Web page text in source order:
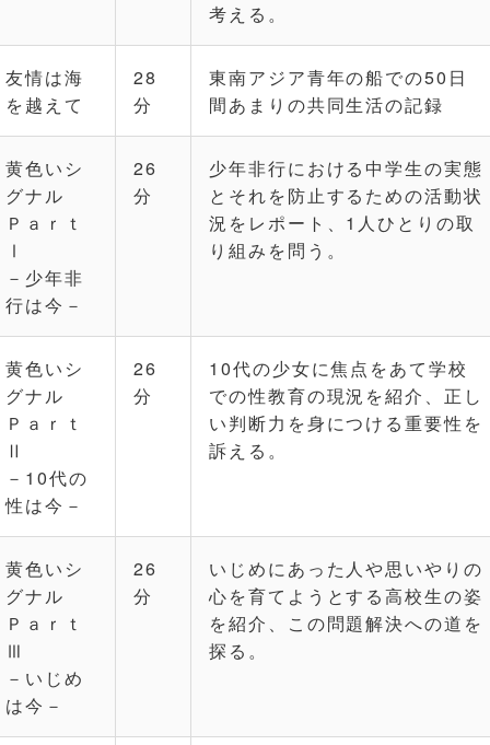
考える。
友情は海
を越えて
28
分
東南アジア青年の船での50日
間あまりの共同生活の記録
黄色いシ
グナル
Ｐａｒｔ
Ⅰ
－少年非
行は今－
26
分
少年非行における中学生の実態
とそれを防止するための活動状
況をレポート、1人ひとりの取
り組みを問う。
黄色いシ
グナル
Ｐａｒｔ
Ⅱ
－10代の
性は今－
26
分
10代の少女に焦点をあて学校
での性教育の現況を紹介、正し
い判断力を身につける重要性を
訴える。
黄色いシ
グナル
Ｐａｒｔ
Ⅲ
－いじめ
は今－
26
分
いじめにあった人や思いやりの
心を育てようとする高校生の姿
を紹介、この問題解決への道を
探る。